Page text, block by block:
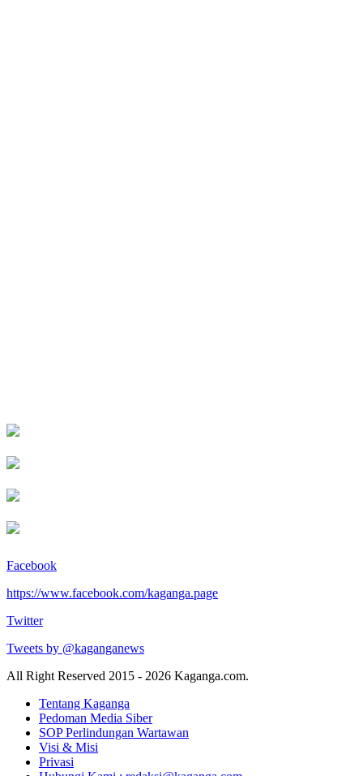
Facebook
https://www.facebook.com/kaganga.page
Twitter
Tweets by @kaganganews
All Right Reserved 2015 - 2026 Kaganga.com.
Tentang Kaganga
Pedoman Media Siber
SOP Perlindungan Wartawan
Visi & Misi
Privasi